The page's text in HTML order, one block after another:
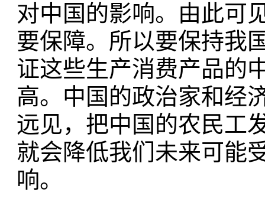
对中国的影响。由此可
要保障。所以要保持我
证这些生产消费产品的
高。中国的政治家和经
远见，把中国的农民工
就会降低我们未来可能
响。